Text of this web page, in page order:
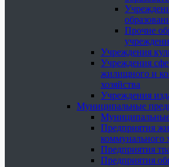
Прочие
Учреждения
Учреждения
жилищного и
хозяйства
Учреждения
Муниципальные
Предприятия
коммунального
Предприятия
Предприятия